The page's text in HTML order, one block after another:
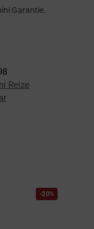
Garantie.
Reize
-20%